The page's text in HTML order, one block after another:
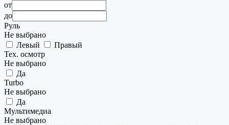
от
до
Руль
Не выбрано
Левый
Правый
Тех. осмотр
Не выбрано
Да
Turbo
Не выбрано
Да
Мультимедиа
Не выбрано